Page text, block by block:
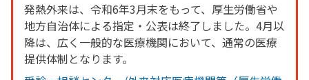
発熱外来は、令和6年3月末をもって、厚生労働省や
地方自治体による指定・公表は終了しました。4月以
降は、広く一般的な医療機関において、通常の医療
提供体制となります。